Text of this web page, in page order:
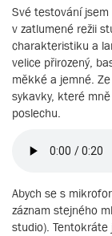
Své testování
v zatlumené režii
charakteristiku a
velice přirozený,
měkké a jemné.
sykavky, které
poslechu.
Abych se s
záznam stejného
studio). Tentokráte